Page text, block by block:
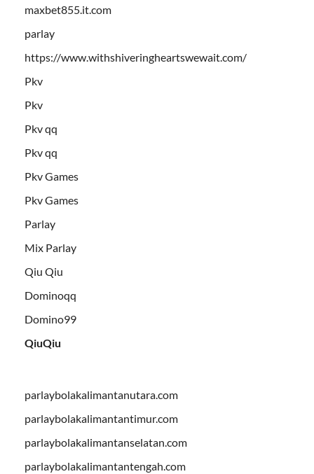
maxbet855.it.com
parlay
https://www.withshiveringheartswewait.com/
Pkv
Pkv
Pkv qq
Pkv qq
Pkv Games
Pkv Games
Parlay
Mix Parlay
Qiu Qiu
Dominoqq
Domino99
QiuQiu
parlaybolakalimantanutara.com
parlaybolakalimantantimur.com
parlaybolakalimantanselatan.com
parlaybolakalimantantengah.com